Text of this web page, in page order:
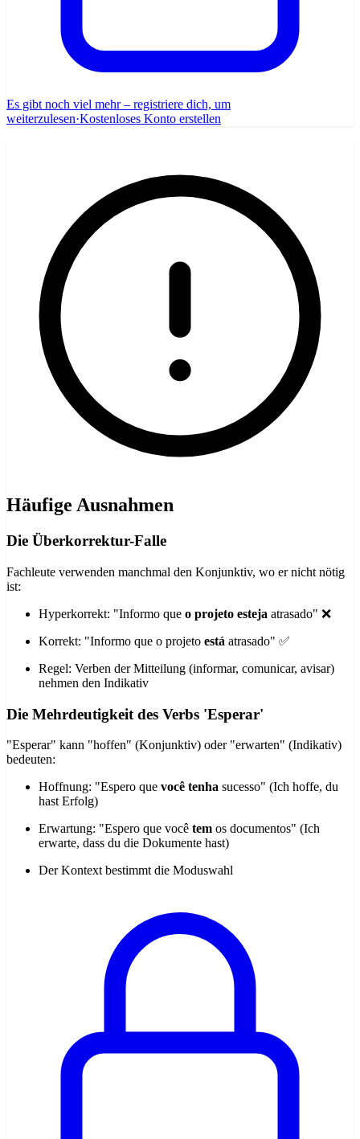
Es gibt noch viel mehr – registriere dich, um
weiterzulesen·Kostenloses Konto erstellen
Häufige Ausnahmen
Die Überkorrektur-Falle
Fachleute verwenden manchmal den Konjunktiv, wo er nicht nötig
ist:
Hyperkorrekt: "Informo que o projeto esteja atrasado" ❌
Korrekt: "Informo que o projeto está atrasado" ✅
Regel: Verben der Mitteilung (informar, comunicar, avisar)
nehmen den Indikativ
Die Mehrdeutigkeit des Verbs 'Esperar'
"Esperar" kann "hoffen" (Konjunktiv) oder "erwarten" (Indikativ)
bedeuten:
Hoffnung: "Espero que você tenha sucesso" (Ich hoffe, du
hast Erfolg)
Erwartung: "Espero que você tem os documentos" (Ich
erwarte, dass du die Dokumente hast)
Der Kontext bestimmt die Moduswahl